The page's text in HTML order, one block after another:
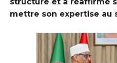
mettre son expertise au